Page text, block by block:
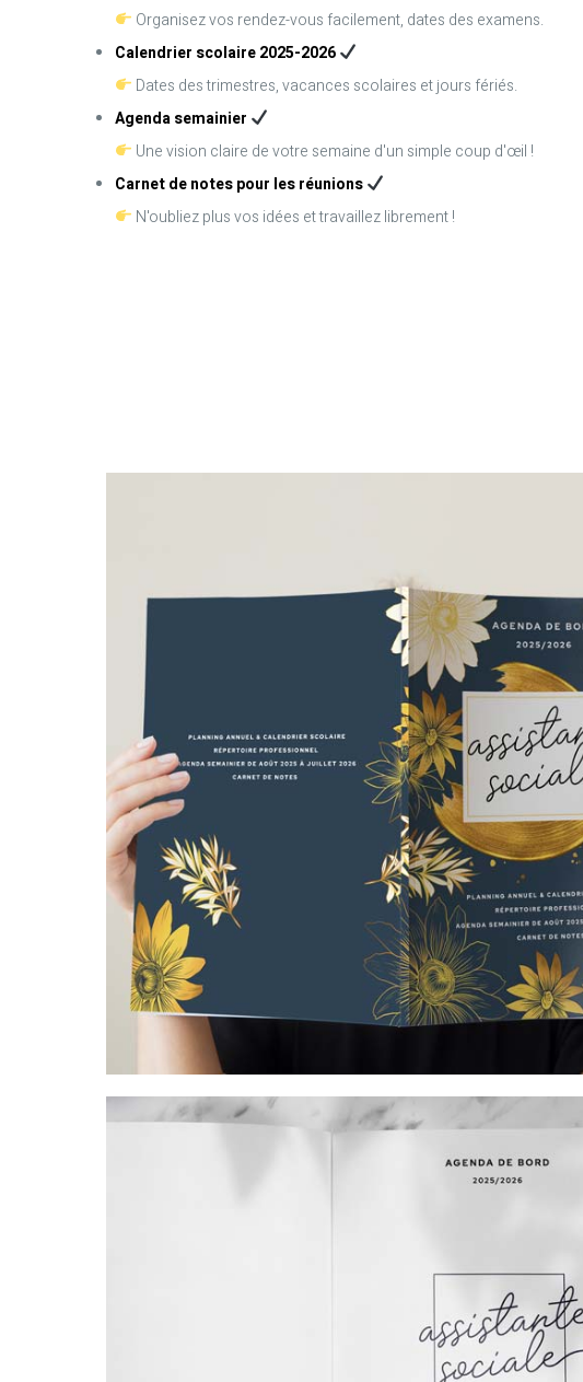
Organisez vos rendez-vous facilement, dates des examens.
Calendrier scolaire 2025-2026
Dates des trimestres, vacances scolaires et jours fériés.
Agenda semainier
Une vision claire de votre semaine d'un simple coup d'œil !
Carnet de notes pour les réunions
N'oubliez plus vos idées et travaillez librement !